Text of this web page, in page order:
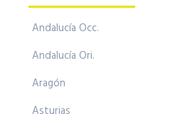
Andalucía Occ.
Andalucía Ori.
Aragón
Asturias